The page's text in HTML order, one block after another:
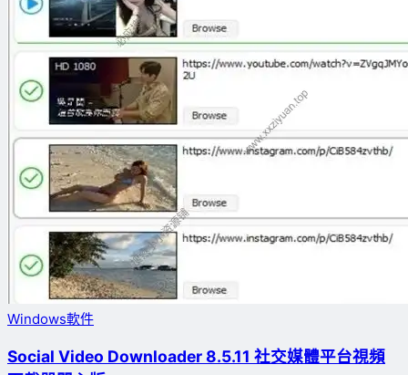
Windows軟件
Social Video Downloader 8.5.11 社交媒體平台視頻